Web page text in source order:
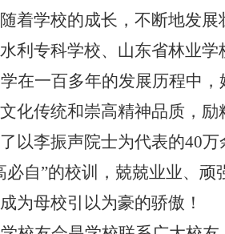
着学校的成长，不断地发
利专科学校、山东省林业学
在一百多年的发展历程中，
化传统和崇高精神品质，
以李振声院士为代表的40万
必自”的校训，兢兢业业、顽
为母校引以为豪的骄傲！